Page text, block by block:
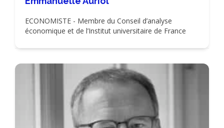
ECONOMISTE - Membre du Conseil d’analyse
économique et de l’Institut universitaire de France